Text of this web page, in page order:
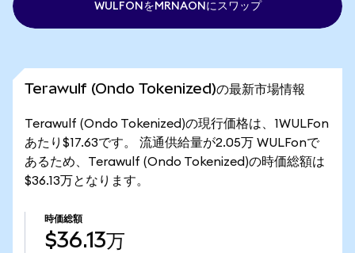
WULFONをMRNAONにスワップ
Terawulf (Ondo Tokenized)の最新市場情報
Terawulf (Ondo Tokenized)の現行価格は、1WULFon
あたり$17.63です。 流通供給量が2.05万 WULFonで
あるため、Terawulf (Ondo Tokenized)の時価総額は
$36.13万となります。
時価総額
$36.13万